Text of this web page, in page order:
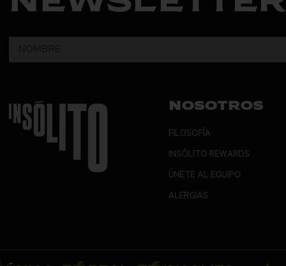
NOSOTROS
FILOSOFÍA
INSÓLITO REWARDS
ÚNETE AL EQUIPO
ALERGIAS